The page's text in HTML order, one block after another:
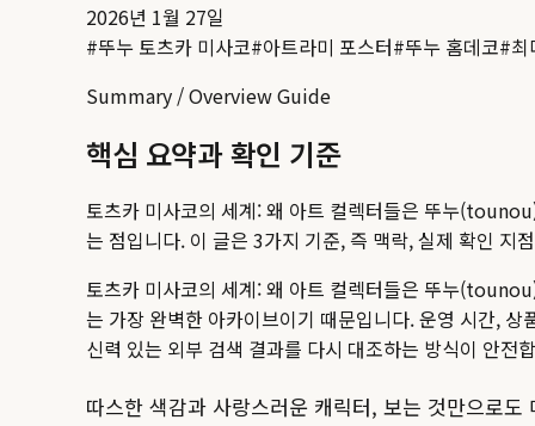
2026년 1월 27일
#뚜누 토츠카 미사코#아트라미 포스터#뚜누 홈데코#최
Summary / Overview Guide
핵심 요약과 확인 기준
토츠카 미사코의 세계: 왜 아트 컬렉터들은 뚜누
는 점입니다. 이 글은 3가지 기준, 즉 맥락, 실제 확인 지
토츠카 미사코의 세계: 왜 아트 컬렉터들은 뚜누
는 가장 완벽한 아카이브이기 때문입니다.운영 시간, 상
신력 있는 외부 검색 결과를 다시 대조하는 방식이 안전
따스한 색감과 사랑스러운 캐릭터, 보는 것만으로